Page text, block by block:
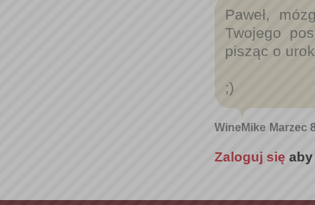
Paweł,
Twojego
pisząc o
;)
WineMike Marzec
Zaloguj się